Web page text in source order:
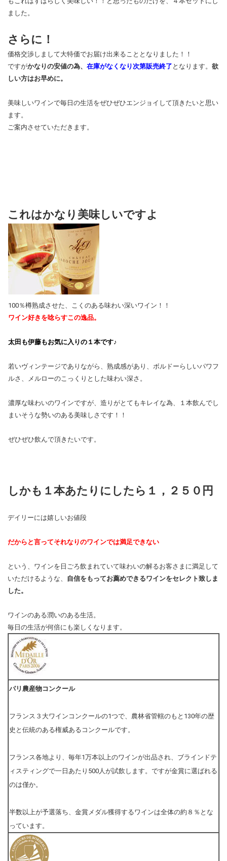
ました。
さらに！
価格交渉しまして大特価でお届け出来ることとなりました！！
ですがかなりの安値の為、 在庫がなくなり次第販売終了 となります。 欲
しい方はお早めに。
美味しいワインで毎日の生活をぜひぜひエンジョイして頂きたいと思い
ます。
ご案内させていただきます。
これはかなり美味しいですよ
100％樽熟成させた、こくのある味わい深いワイン！！
ワイン好きを唸らすこの逸品。
太田も伊藤もお気に入りの１本です♪
若いヴィンテージでありながら、熟成感があり、ボルドーらしいパワフ
ルさ、メルローのこっくりとした味わい深さ。
濃厚な味わいのワインですが、造りがとてもキレイな為、１本飲んでし
まいそうな勢いのある美味しさです！！
ぜひぜひ飲んで頂きたいです。
しかも１本あたりにしたら１，２５０円
デイリーには嬉しいお値段
だからと言ってそれなりのワインでは満足できない
という、ワインを日ごろ飲まれていて味わいの解るお客さまに満足して
いただけるような、 自信をもってお薦めできるワインをセレクト致しま
した。
ワインのある潤いのある生活。
毎日の生活が何倍にも楽しくなります。
パリ農産物コンクール
フランス３大ワインコンクールの1つで、農林省管轄のもと130年の歴
史と伝統のある権威あるコンクールです。
フランス各地より、毎年1万本以上のワインが出品され、ブラインドテ
ィスティングで一日あたり500人が試飲します。ですが金賞に選ばれる
のは僅か。
半数以上が予選落ち、金賞メダル獲得するワインは全体の約８％とな
っています。